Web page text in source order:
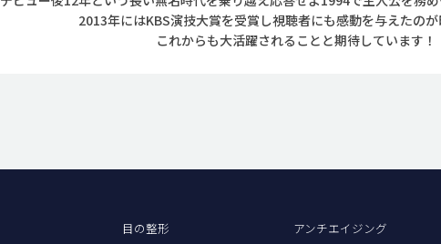
2013年にはKBS演技大賞を受賞し視聴者にも感動を与えたのが
これからも大活躍されることと期待しています！
目の整形 アンチエイジング